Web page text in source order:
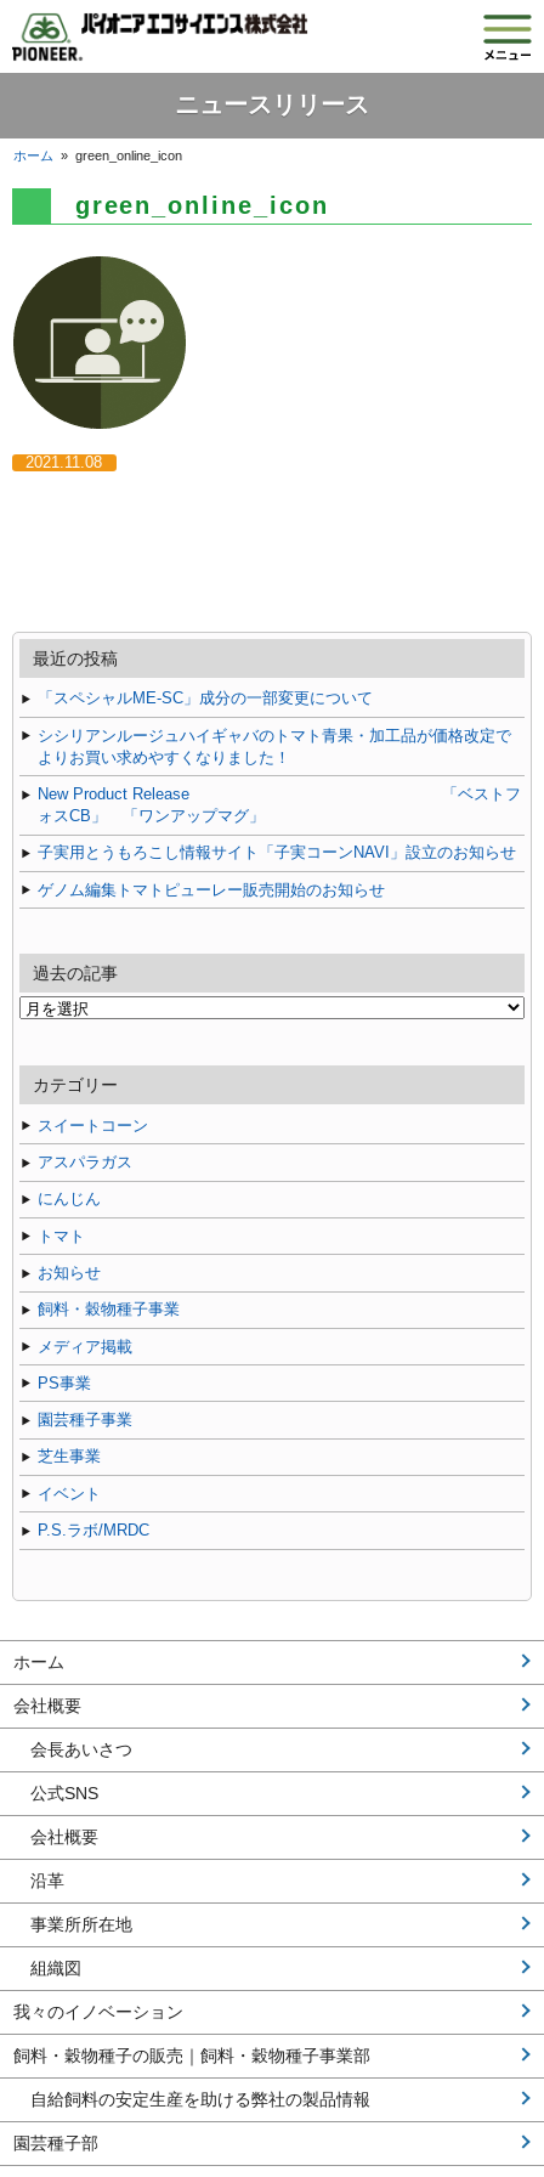
ニュースリリース
ホーム »green_online_icon
green_online_icon
2021.11.08
最近の投稿
「スペシャルME-SC」成分の一部変更について
シシリアンルージュハイギャバのトマト青果・加工品が価格改定で
よりお買い求めやすくなりました！
New Product Release 「ベストフ
ォスCB」 「ワンアップマグ」
子実用とうもろこし情報サイト「子実コーンNAVI」設立のお知らせ
ゲノム編集トマトピューレー販売開始のお知らせ
過去の記事
過
記
事
カテゴリー
スイートコーン
アスパラガス
にんじん
トマト
お知らせ
飼料・穀物種子事業
メディア掲載
PS事業
園芸種子事業
芝生事業
イベント
P.S.ラボ/MRDC
ホーム
会社概要
会長あいさつ
公式SNS
会社概要
沿革
事業所所在地
組織図
我々のイノベーション
飼料・穀物種子の販売｜飼料・穀物種子事業部
自給飼料の安定生産を助ける弊社の製品情報
園芸種子部